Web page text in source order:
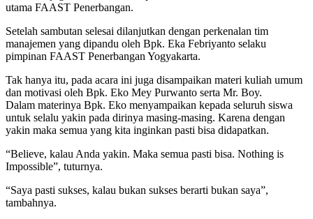
utama FAAST Penerbangan.
Setelah sambutan selesai dilanjutkan dengan perkenalan tim
manajemen yang dipandu oleh Bpk. Eka Febriyanto selaku
pimpinan FAAST Penerbangan Yogyakarta.
Tak hanya itu, pada acara ini juga disampaikan materi kuliah umum
dan motivasi oleh Bpk. Eko Mey Purwanto serta Mr. Boy.
Dalam materinya Bpk. Eko menyampaikan kepada seluruh siswa
untuk selalu yakin pada dirinya masing-masing. Karena dengan
yakin maka semua yang kita inginkan pasti bisa didapatkan.
“Believe, kalau Anda yakin. Maka semua pasti bisa. Nothing is
Impossible”, tuturnya.
“Saya pasti sukses, kalau bukan sukses berarti bukan saya”,
tambahnya.